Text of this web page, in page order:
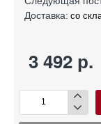
Доставка: со
3 492 р.